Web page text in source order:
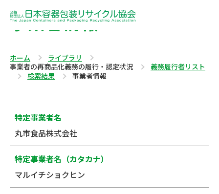
事業者情報
ホーム
ライブラリ
事業者の再商品化義務の履行・認定状況
義務履行者リスト
検索結果
事業者情報
特定事業者名
丸市食品株式会社
特定事業者名（カタカナ）
マルイチショクヒン